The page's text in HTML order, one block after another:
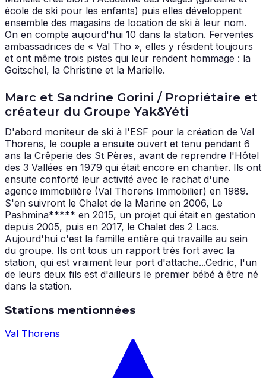
école de ski pour les enfants) puis elles développent
ensemble des magasins de location de ski à leur nom.
On en compte aujourd'hui 10 dans la station. Ferventes
ambassadrices de « Val Tho », elles y résident toujours
et ont même trois pistes qui leur rendent hommage : la
Goitschel, la Christine et la Marielle.
Marc et Sandrine Gorini / Propriétaire et
créateur du Groupe Yak&Yéti
D'abord moniteur de ski à l'ESF pour la création de Val
Thorens, le couple a ensuite ouvert et tenu pendant 6
ans la Crêperie des St Pères, avant de reprendre l'Hôtel
des 3 Vallées en 1979 qui était encore en chantier. Ils ont
ensuite conforté leur activité avec le rachat d'une
agence immobilière (Val Thorens Immobilier) en 1989.
S'en suivront le Chalet de la Marine en 2006, Le
Pashmina***** en 2015, un projet qui était en gestation
depuis 2005, puis en 2017, le Chalet des 2 Lacs.
Aujourd'hui c'est la famille entière qui travaille au sein
du groupe. Ils ont tous un rapport très fort avec la
station, qui est vraiment leur port d'attache...Cedric, l'un
de leurs deux fils est d'ailleurs le premier bébé à être né
dans la station.
Stations mentionnées
Val Thorens